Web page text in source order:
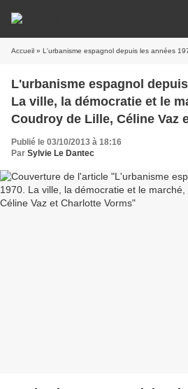
Accueil » L'urbanisme espagnol depuis les années 1970. La ville, la démocratie et le
L'urbanisme espagnol
La ville, la démocratie et le
Coudroy de Lille, Céline Vaz
Publié le 03/10/2013 à 18:16
Par Sylvie Le Dantec